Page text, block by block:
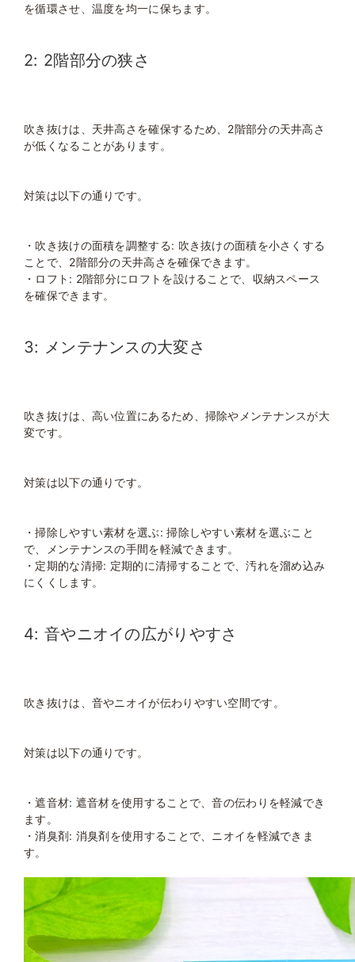
を循環させ、温度を均一に保ちます。
2: 2階部分の狭さ
吹き抜けは、天井高さを確保するため、2階部分の天井高さ
が低くなることがあります。
対策は以下の通りです。
・吹き抜けの面積を調整する: 吹き抜けの面積を小さくする
ことで、2階部分の天井高さを確保できます。
・ロフト: 2階部分にロフトを設けることで、収納スペース
を確保できます。
3: メンテナンスの大変さ
吹き抜けは、高い位置にあるため、掃除やメンテナンスが大
変です。
対策は以下の通りです。
・掃除しやすい素材を選ぶ: 掃除しやすい素材を選ぶこと
で、メンテナンスの手間を軽減できます。
・定期的な清掃: 定期的に清掃することで、汚れを溜め込み
にくくします。
4: 音やニオイの広がりやすさ
吹き抜けは、音やニオイが伝わりやすい空間です。
対策は以下の通りです。
・遮音材: 遮音材を使用することで、音の伝わりを軽減でき
ます。
・消臭剤: 消臭剤を使用することで、ニオイを軽減できま
す。